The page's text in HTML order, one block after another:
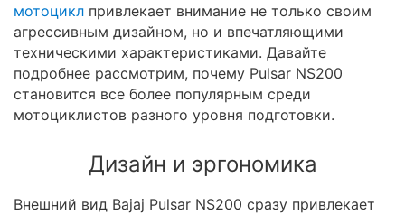
мотоцикл привлекает внимание не только своим
агрессивным дизайном, но и впечатляющими
техническими характеристиками. Давайте
подробнее рассмотрим, почему Pulsar NS200
становится все более популярным среди
мотоциклистов разного уровня подготовки.
Дизайн и эргономика
Внешний вид Bajaj Pulsar NS200 сразу привлекает